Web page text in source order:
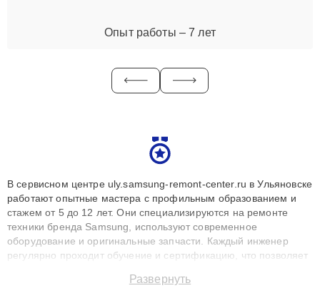
Опыт работы – 7 лет
В сервисном центре uly.samsung-remont-center.ru в Ульяновске
работают опытные мастера с профильным образованием и
стажем от 5 до 12 лет. Они специализируются на ремонте
техники бренда Samsung, используют современное
оборудование и оригинальные запчасти. Каждый инженер
регулярно проходит обучение и сертификацию, что позволяет
технику с сохранением гарантии до 3 лет. Наши мастера
Развернуть